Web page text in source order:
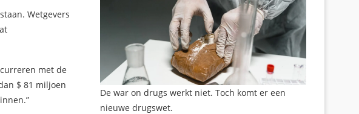
Wetgevers
met de
$ 81 miljoen
De war on drugs werkt niet. Toch komt er een
nieuwe drugswet.